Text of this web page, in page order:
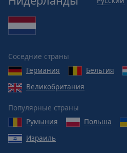
Background
Color
Opacity
Font
Size
Text
Соседние страны
Германия
Бельгия
Великобритания
Популярные страны
Румыния
Польша
Израиль